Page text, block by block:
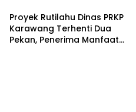
Proyek Rutilahu Dinas PRKP
Karawang Terhenti Dua
Pekan, Penerima Manfaat